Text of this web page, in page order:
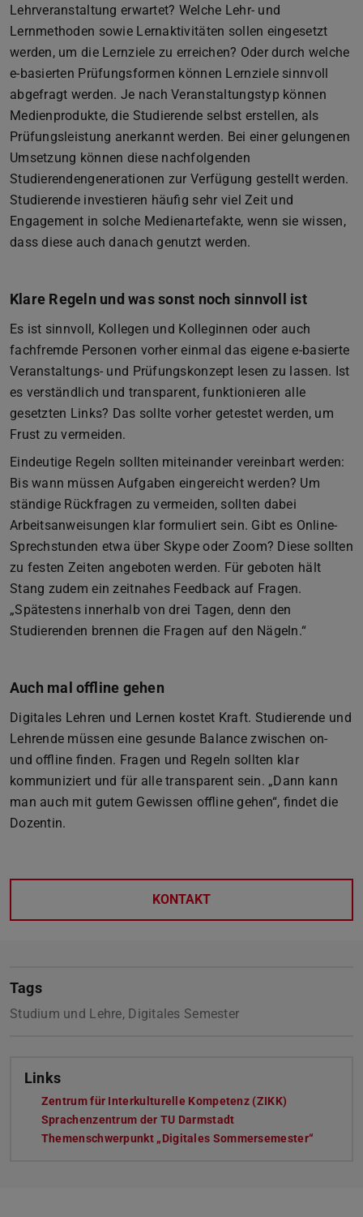
Lehrveranstaltung erwartet? Welche Lehr- und
Lernmethoden sowie Lernaktivitäten sollen eingesetzt
werden, um die Lernziele zu erreichen? Oder durch welche
e-basierten Prüfungsformen können Lernziele sinnvoll
abgefragt werden. Je nach Veranstaltungstyp können
Medienprodukte, die Studierende selbst erstellen, als
Prüfungsleistung anerkannt werden. Bei einer gelungenen
Umsetzung können diese nachfolgenden
Studierendengenerationen zur Verfügung gestellt werden.
Studierende investieren häufig sehr viel Zeit und
Engagement in solche Medienartefakte, wenn sie wissen,
dass diese auch danach genutzt werden.
Klare Regeln und was sonst noch sinnvoll ist
Es ist sinnvoll, Kollegen und Kolleginnen oder auch
fachfremde Personen vorher einmal das eigene e-basierte
Veranstaltungs- und Prüfungskonzept lesen zu lassen. Ist
es verständlich und transparent, funktionieren alle
gesetzten Links? Das sollte vorher getestet werden, um
Frust zu vermeiden.
Eindeutige Regeln sollten miteinander vereinbart werden:
Bis wann müssen Aufgaben eingereicht werden? Um
ständige Rückfragen zu vermeiden, sollten dabei
Arbeitsanweisungen klar formuliert sein. Gibt es Online-
Sprechstunden etwa über Skype oder Zoom? Diese sollten
zu festen Zeiten angeboten werden. Für geboten hält
Stang zudem ein zeitnahes Feedback auf Fragen.
„Spätestens innerhalb von drei Tagen, denn den
Studierenden brennen die Fragen auf den Nägeln.“
Auch mal offline gehen
Digitales Lehren und Lernen kostet Kraft. Studierende und
Lehrende müssen eine gesunde Balance zwischen on-
und offline finden. Fragen und Regeln sollten klar
kommuniziert und für alle transparent sein. „Dann kann
man auch mit gutem Gewissen offline gehen“, findet die
Dozentin.
KONTAKT
Tags
Studium und Lehre, Digitales Semester
Links
Zentrum für Interkulturelle Kompetenz (ZIKK)
Sprachenzentrum der TU Darmstadt
Themenschwerpunkt „Digitales Sommersemester“